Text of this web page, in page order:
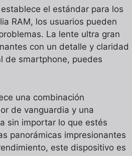
el estándar para los
RAM, los usuarios pueden
La lente ultra gran
con un detalle y claridad
de smartphone, puedes
una combinación
de vanguardia y una
sin importar lo que estés
panorámicas impresionantes
este dispositivo es